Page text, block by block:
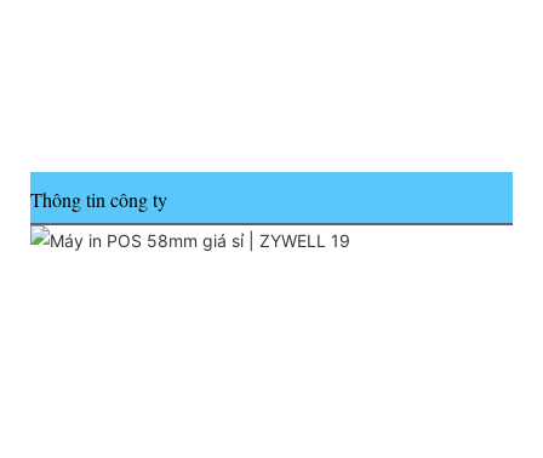
Thông tin công ty